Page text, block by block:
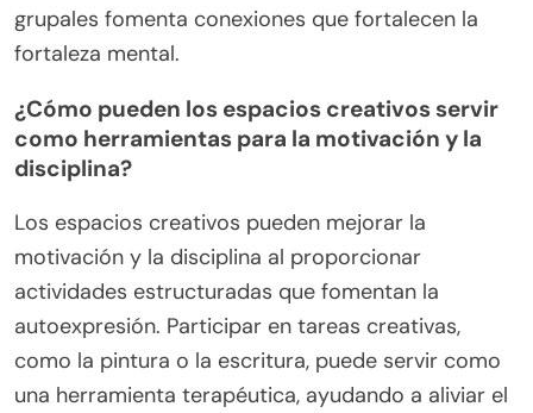
grupales fomenta conexiones que fortalecen la
fortaleza mental.
¿Cómo pueden los espacios creativos servir
como herramientas para la motivación y la
disciplina?
Los espacios creativos pueden mejorar la
motivación y la disciplina al proporcionar
actividades estructuradas que fomentan la
autoexpresión. Participar en tareas creativas,
como la pintura o la escritura, puede servir como
una herramienta terapéutica, ayudando a aliviar el